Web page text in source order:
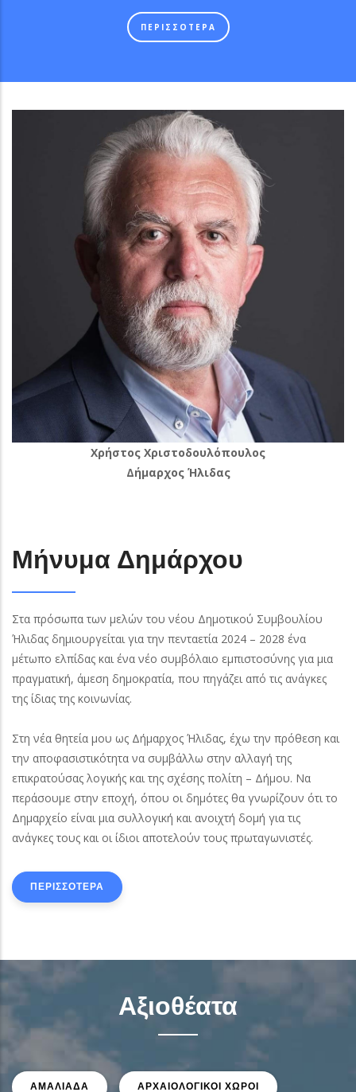
ΠΕΡΙΣΣΟΤΕΡΑ
Xρήστος Χριστοδουλόπουλος
Δήμαρχος Ήλιδας
Μήνυμα Δημάρχου
Στα πρόσωπα των μελών του νέου Δημοτικού Συμβουλίου
Ήλιδας δημιουργείται για την πενταετία 2024 – 2028 ένα
μέτωπο ελπίδας και ένα νέο συμβόλαιο εμπιστοσύνης για μια
πραγματική, άμεση δημοκρατία, που πηγάζει από τις ανάγκες
της ίδιας της κοινωνίας.
Στη νέα θητεία μου ως Δήμαρχος Ήλιδας, έχω την πρόθεση και
την αποφασιστικότητα να συμβάλλω στην αλλαγή της
επικρατούσας λογικής και της σχέσης πολίτη – Δήμου. Να
περάσουμε στην εποχή, όπου οι δημότες θα γνωρίζουν ότι το
Δημαρχείο είναι μια συλλογική και ανοιχτή δομή για τις
ανάγκες τους και οι ίδιοι αποτελούν τους πρωταγωνιστές.
ΠΕΡΙΣΣΟΤΕΡΑ
Αξιοθέατα
ΑΜΑΛΙΑΔΑ ΑΡΧΑΙΟΛΟΓΙΚΟΙ ΧΩΡΟΙ